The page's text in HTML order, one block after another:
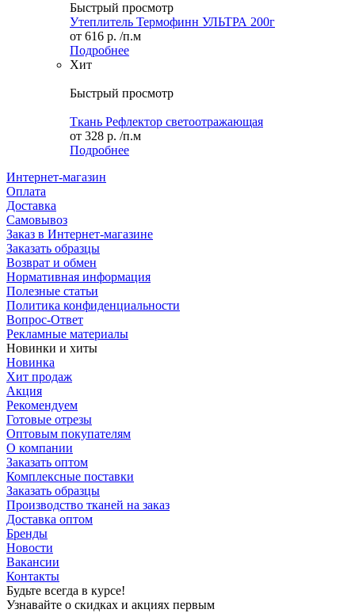
Быстрый просмотр
Утеплитель Термофинн УЛЬТРА 200г
от 616 р. /п.м
Подробнее
Хит
Быстрый просмотр
Ткань Рефлектор светоотражающая
от 328 р. /п.м
Подробнее
Интернет-магазин
Оплата
Доставка
Самовывоз
Заказ в Интернет-магазине
Заказать образцы
Возврат и обмен
Нормативная информация
Полезные статьи
Политика конфиденциальности
Вопрос-Ответ
Рекламные материалы
Новинки и хиты
Новинка
Хит продаж
Акция
Рекомендуем
Готовые отрезы
Оптовым покупателям
О компании
Заказать оптом
Комплексные поставки
Заказать образцы
Производство тканей на заказ
Доставка оптом
Бренды
Новости
Вакансии
Контакты
Будьте всегда в курсе!
Узнавайте о скидках и акциях первым